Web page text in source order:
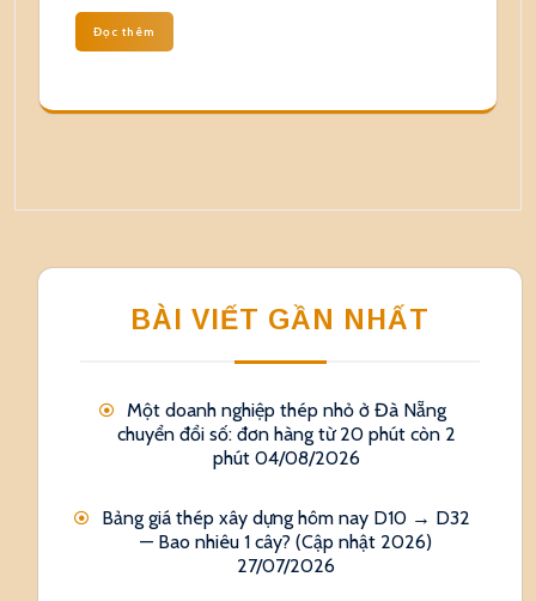
Đọc thêm
BÀI VIẾT GẦN NHẤT
Một doanh nghiệp thép nhỏ ở Đà Nẵng
chuyển đổi số: đơn hàng từ 20 phút còn 2
phút 04/08/2026
Bảng giá thép xây dựng hôm nay D10 → D32
— Bao nhiêu 1 cây? (Cập nhật 2026)
27/07/2026